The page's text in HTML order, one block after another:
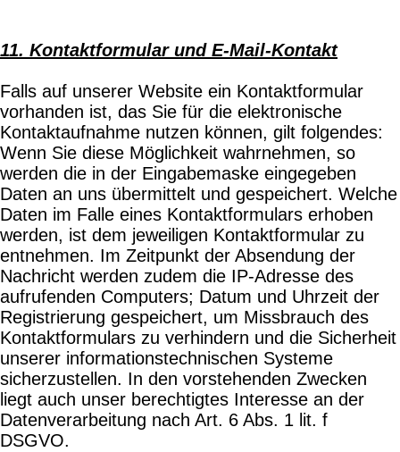
11. Kontaktformular und E-Mail-Kontakt
Falls auf unserer Website ein Kontaktformular
vorhanden ist, das Sie für die elektronische
Kontaktaufnahme nutzen können, gilt folgendes:
Wenn Sie diese Möglichkeit wahrnehmen, so
werden die in der Eingabemaske eingegeben
Daten an uns übermittelt und gespeichert. Welche
Daten im Falle eines Kontaktformulars erhoben
werden, ist dem jeweiligen Kontaktformular zu
entnehmen. Im Zeitpunkt der Absendung der
Nachricht werden zudem die IP-Adresse des
aufrufenden Computers; Datum und Uhrzeit der
Registrierung gespeichert, um Missbrauch des
Kontaktformulars zu verhindern und die Sicherheit
unserer informationstechnischen Systeme
sicherzustellen. In den vorstehenden Zwecken
liegt auch unser berechtigtes Interesse an der
Datenverarbeitung nach Art. 6 Abs. 1 lit. f
DSGVO.